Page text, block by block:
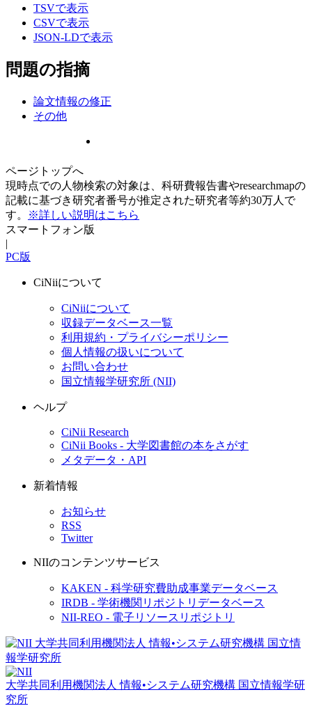
TSVで表示
CSVで表示
JSON-LDで表示
問題の指摘
論文情報の修正
その他
ページトップへ
現時点での人物検索の対象は、科研費報告書やresearchmapの
記載に基づき研究者番号が推定された研究者等約30万人で
す。
※詳しい説明はこちら
スマートフォン版
|
PC版
CiNiiについて
CiNiiについて
収録データベース一覧
利用規約・プライバシーポリシー
個人情報の扱いについて
お問い合わせ
国立情報学研究所 (NII)
ヘルプ
CiNii Research
CiNii Books - 大学図書館の本をさがす
メタデータ・API
新着情報
お知らせ
RSS
Twitter
NIIのコンテンツサービス
KAKEN - 科学研究費助成事業データベース
IRDB - 学術機関リポジトリデータベース
NII-REO - 電子リソースリポジトリ
大学共同利用機関法人 情報•システム研究機構 国立情報学研
究所